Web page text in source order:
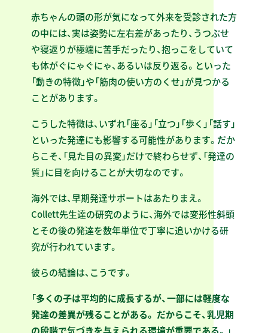
赤ちゃんの頭の形が気になって外来を受診された方
の中には、実は姿勢に左右差があったり、うつぶせ
や寝返りが極端に苦手だったり、抱っこをしていて
も体がぐにゃぐにゃ、あるいは反り返る。といった
「動きの特徴」や「筋肉の使い方のくせ」が見つかる
ことがあります。
こうした特徴は、いずれ「座る」「立つ」「歩く」「話す」
といった発達にも影響する可能性があります。だか
らこそ、「見た目の異変」だけで終わらせず、「発達の
質」に目を向けることが大切なのです。
海外では、早期発達サポートはあたりまえ。
Collett先生達の研究のように、海外では変形性斜頭
とその後の発達を数年単位で丁寧に追いかける研
究が行われています。
彼らの結論は、こうです。
「多くの子は平均的に成長するが、一部には軽度な
発達の差異が残ることがある。 だからこそ、乳児期